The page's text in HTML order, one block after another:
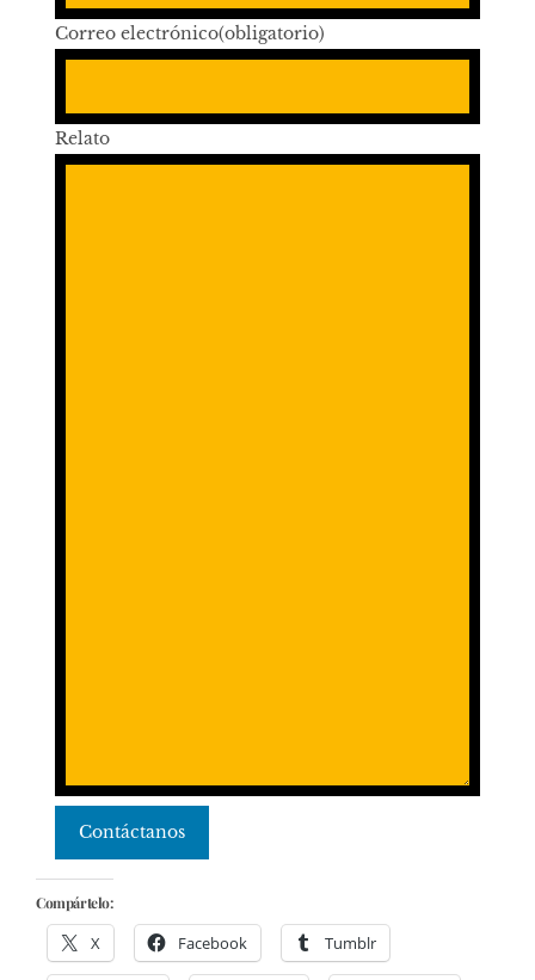
Correo electrónico(obligatorio)
Relato
Contáctanos
Compártelo:
X Facebook Tumblr